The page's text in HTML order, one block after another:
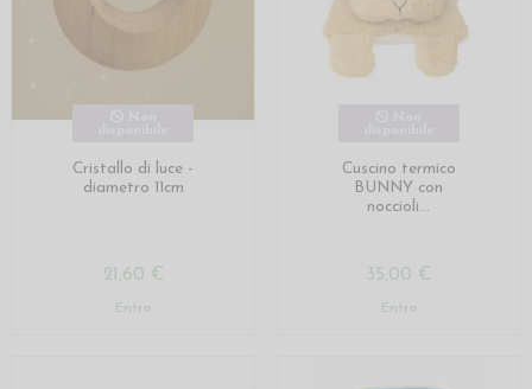
Cristallo di luce -
diametro 11cm
21,60 €
Entra
Cuscino termico
BUNNY con
noccioli...
35,00 €
Entra